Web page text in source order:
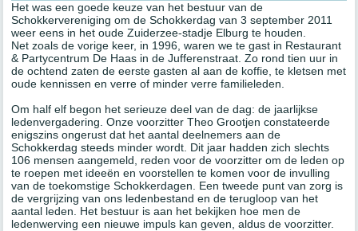
Het was een goede keuze van het bestuur van de
Schokkervereniging om de Schokkerdag van 3 september 2011
weer eens in het oude Zuiderzee-stadje Elburg te houden.
Net zoals de vorige keer, in 1996, waren we te gast in Restaurant
& Partycentrum De Haas in de Jufferenstraat. Zo rond tien uur in
de ochtend zaten de eerste gasten al aan de koffie, te kletsen met
oude kennissen en verre of minder verre familieleden.
Om half elf begon het serieuze deel van de dag: de jaarlijkse
ledenvergadering. Onze voorzitter Theo Grootjen constateerde
enigszins ongerust dat het aantal deelnemers aan de
Schokkerdag steeds minder wordt. Dit jaar hadden zich slechts
106 mensen aangemeld, reden voor de voorzitter om de leden op
te roepen met ideeën en voorstellen te komen voor de invulling
van de toekomstige Schokkerdagen. Een tweede punt van zorg is
de vergrijzing van ons ledenbestand en de terugloop van het
aantal leden. Het bestuur is aan het bekijken hoe men de
ledenwerving een nieuwe impuls kan geven, aldus de voorzitter.